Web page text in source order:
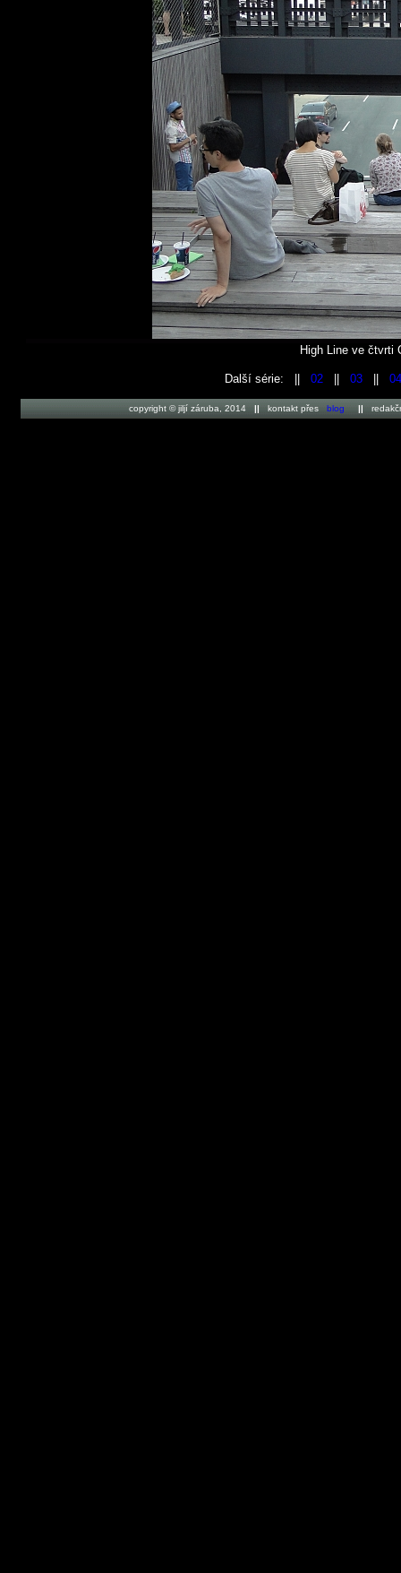
High Line ve čtvrti
Další série: || 02 03
copyright © jiljí záruba, 2014 || kontakt přes blog ||